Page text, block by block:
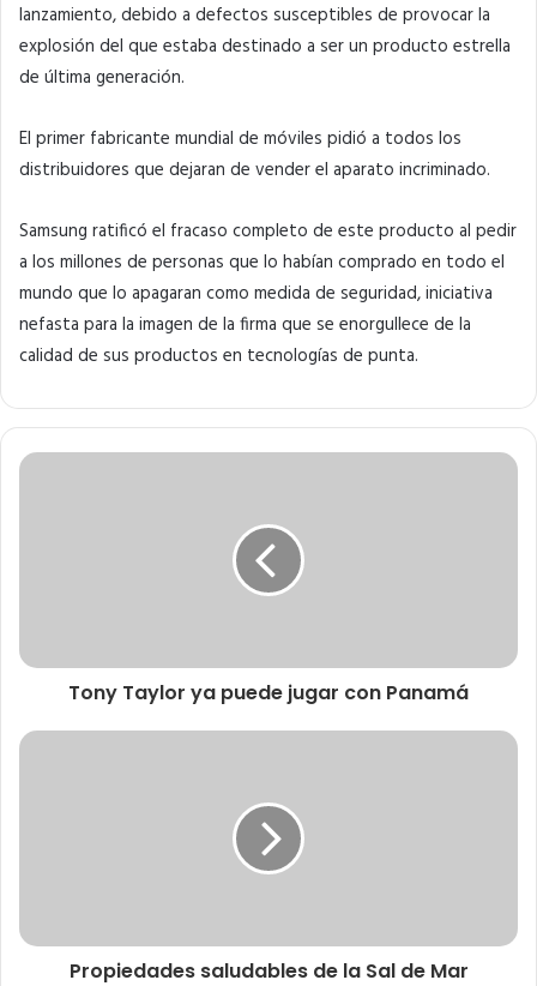
lanzamiento, debido a defectos susceptibles de provocar la
explosión del que estaba destinado a ser un producto estrella
de última generación.
El primer fabricante mundial de móviles pidió a todos los
distribuidores que dejaran de vender el aparato incriminado.
Samsung ratificó el fracaso completo de este producto al pedir
a los millones de personas que lo habían comprado en todo el
mundo que lo apagaran como medida de seguridad, iniciativa
nefasta para la imagen de la firma que se enorgullece de la
calidad de sus productos en tecnologías de punta.
Tony Taylor ya puede jugar con Panamá
Propiedades saludables de la Sal de Mar